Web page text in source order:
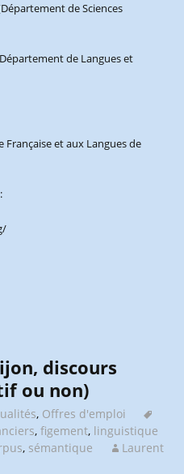
de Sciences
de Langues et
Française et aux Langues de
discours
ou non)
, Offres d'emploi
,figement, linguistique
, sémantique
Laurent